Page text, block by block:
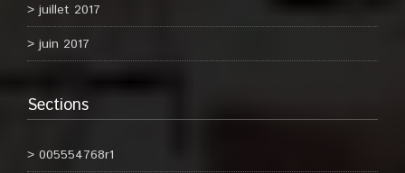
juillet 2017
juin 2017
Sections
005554768r1